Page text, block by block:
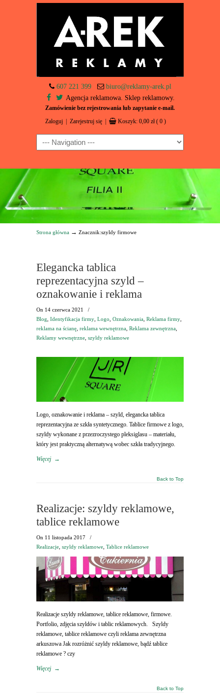
607 221 399
biuro@reklamy-arek.pl
Agencja reklamowa. Sklep reklamowy.
Zamówienie bez rejestrowania lub zapytanie e-mail.
Zaloguj Zarejestruj się Koszyk: 0,00 zł ( 0 )
Navigation
Strona główna → Znacznik:szyldy firmowe
Elegancka tablica
reprezentacyjna szyld –
oznakowanie i reklama
On 14 czerwca 2021
/
Blog Identyfikacja firmy Logo Oznakowania Reklama firmy
reklama na ścianę reklama wewnętrzna Reklama zewnętrzna
Reklamy wewnętrzne szyldy reklamowe
Logo, oznakowanie i reklama – szyld, elegancka tablica
reprezentacyjna ze szkła syntetycznego. Tablice firmowe z logo,
szyldy wykonane z przezroczystego pleksiglasu – materiału,
który jest praktyczną alternatywą wobec szkła tradycyjnego.
Więcej →
Back to Top
Realizacje: szyldy reklamowe,
tablice reklamowe
On 11 listopada 2017
/
Realizacje szyldy reklamowe Tablice reklamowe
Realizacje szyldy reklamowe, tablice reklamowe, firmowe.
Portfolio, zdjęcia szyldów i tablic reklamowych. Szyldy
reklamowe, tablice reklamowe czyli reklama zewnętrzna
arkuszowa Jak rozróżnić szyldy reklamowe, bądź tablice
reklamowe ? czy
Więcej →
Back to Top